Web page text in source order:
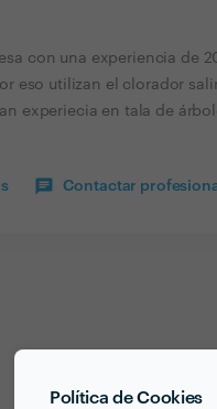
Política de Cookies
con una experiencia de
eso utilizan el clorador
experiecia en tala de
Contactar